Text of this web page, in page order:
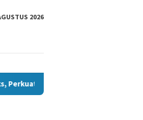
2026
Demokrasi Jelang Pemilu 2029